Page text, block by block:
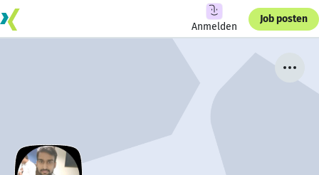
Anmelden
Job posten